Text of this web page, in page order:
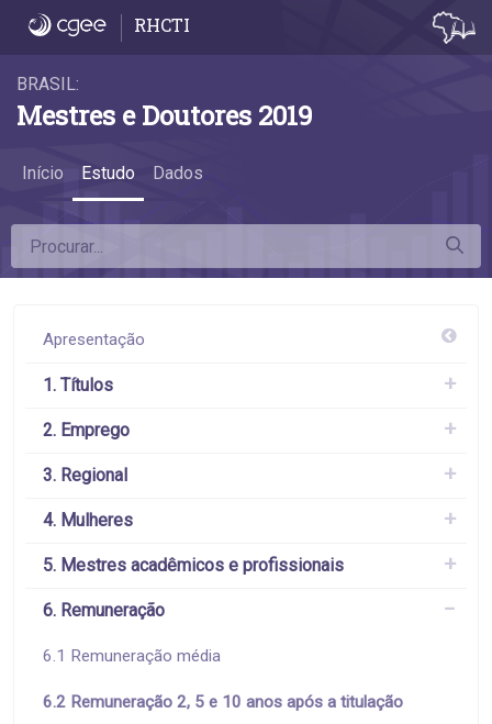
6.2 Remuneração 2, 5 e 10 anos após a
RHCTI
BRASIL:
Mestres e Doutores 2019
Início Estudo Dados
Apresentação
1. Títulos
2. Emprego
3. Regional
4. Mulheres
5. Mestres acadêmicos e profissionais
6. Remuneração
6.1 Remuneração média
6.2 Remuneração 2, 5 e 10 anos após a titulação